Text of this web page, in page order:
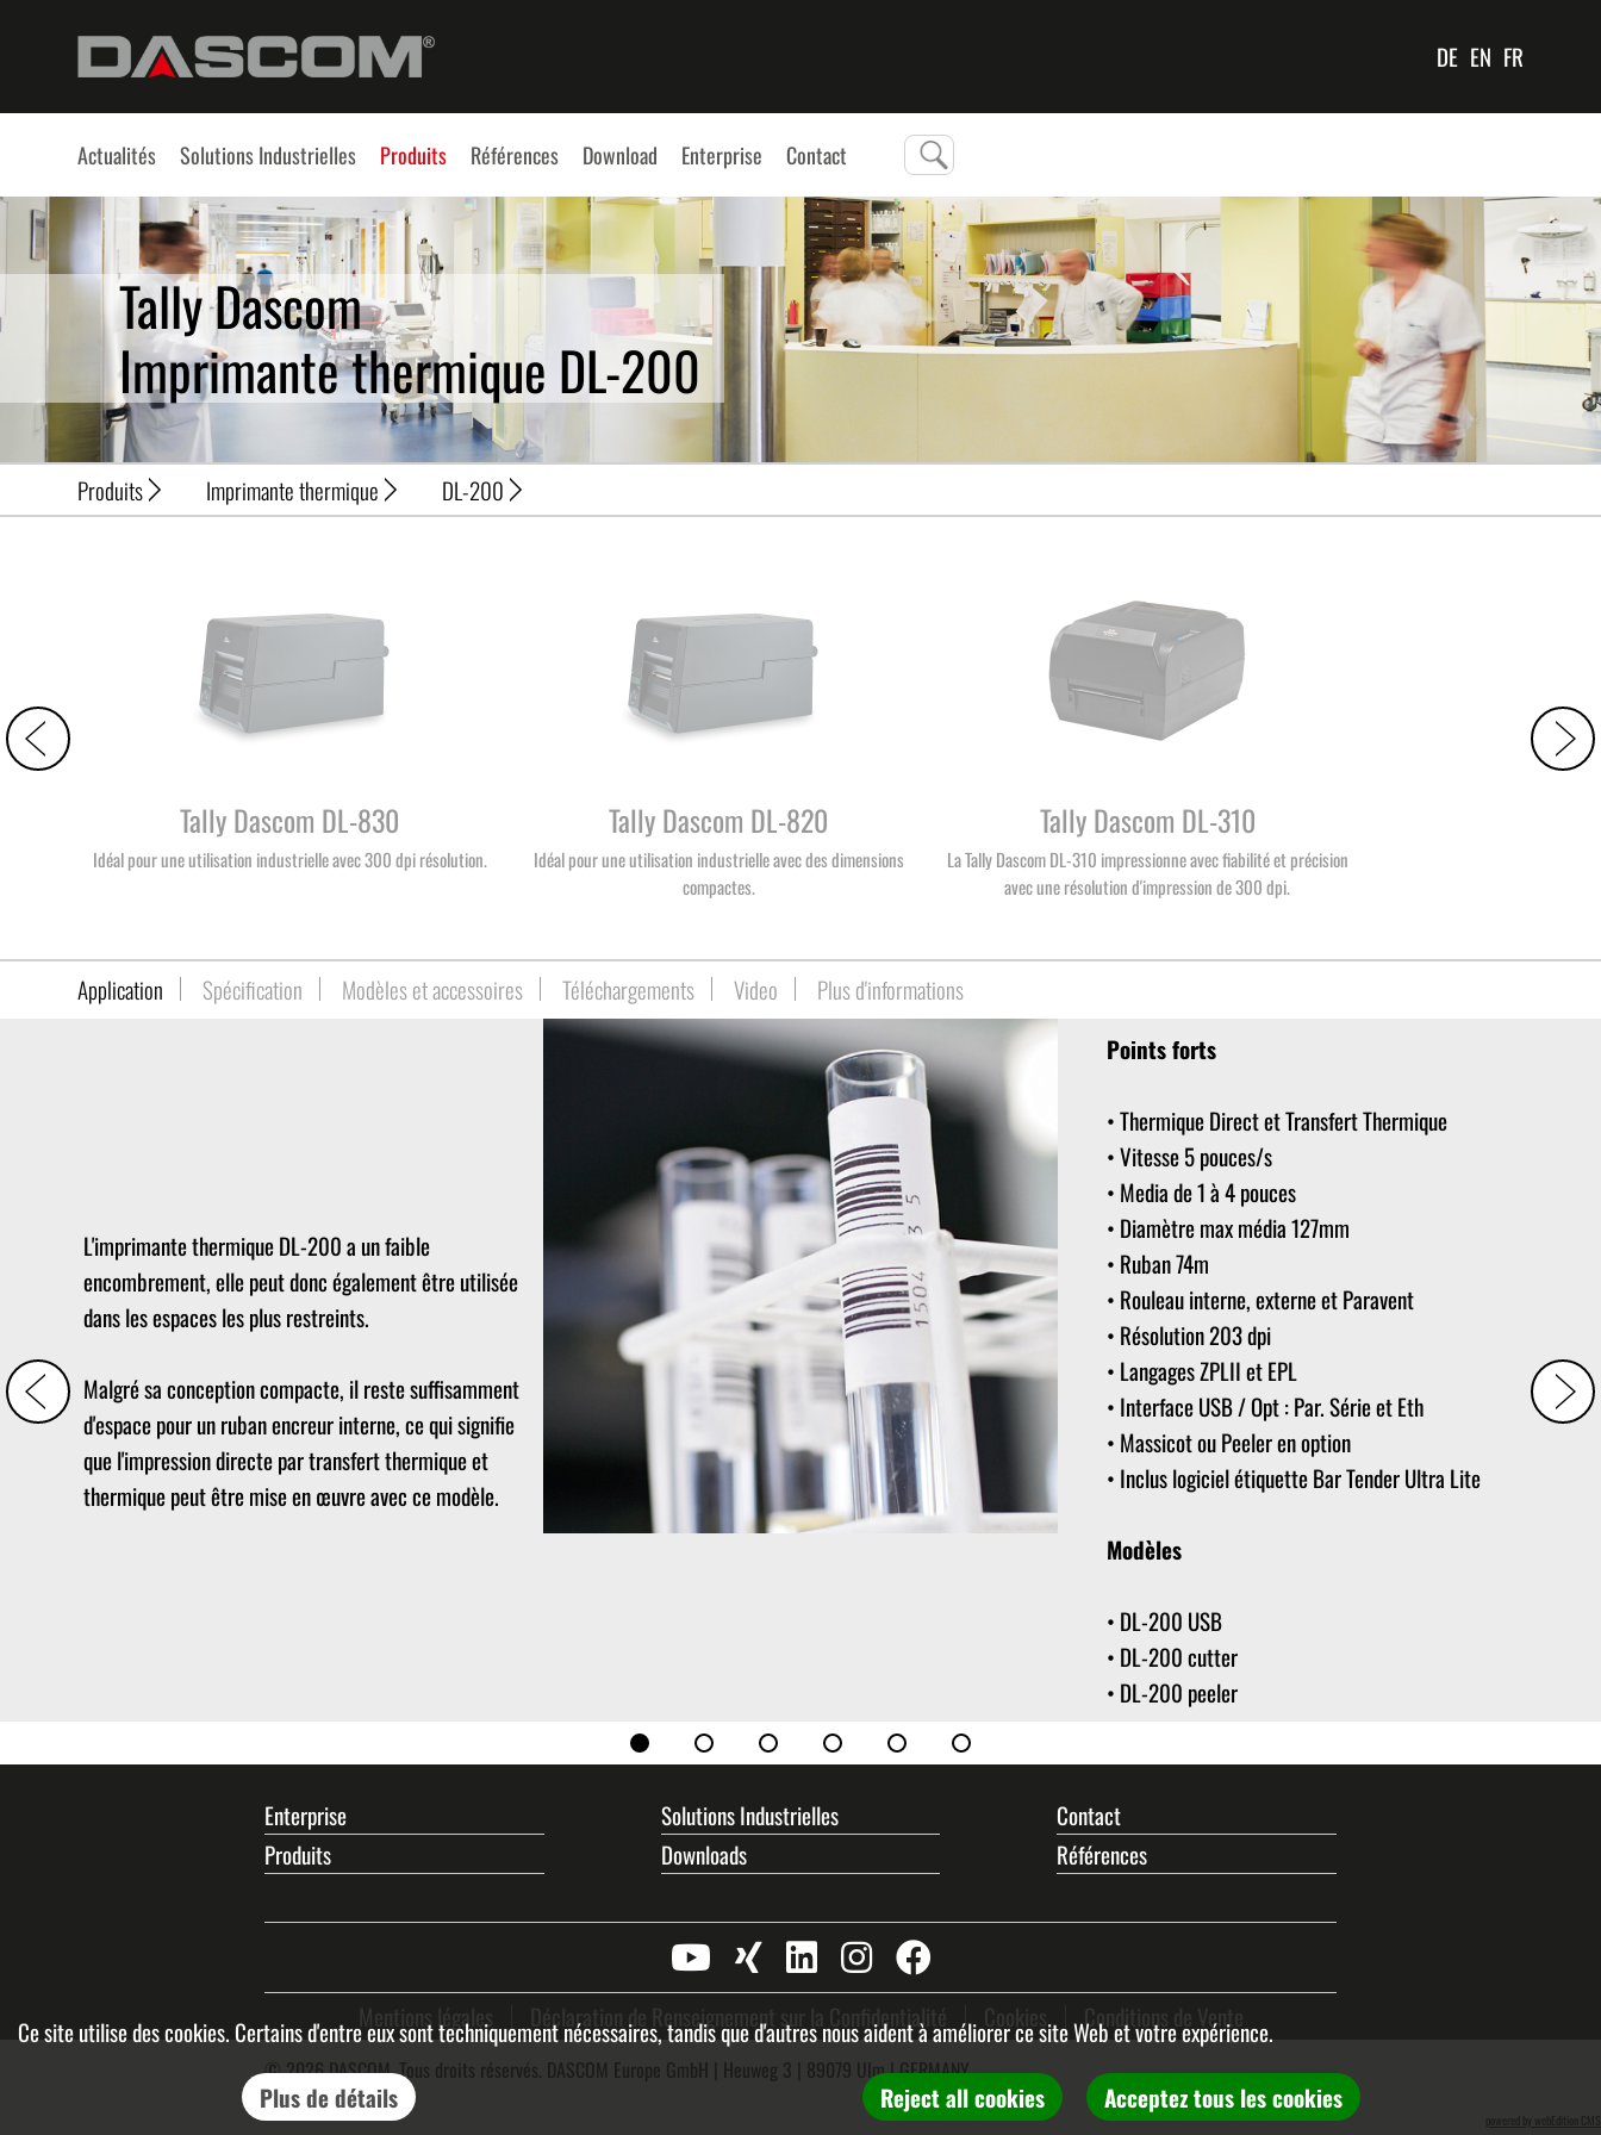
DE EN FR
Actualités Solutions Industrielles Produits Références Download Enterprise Contact
Tally Dascom
Imprimante thermique DL-200
Produits Imprimante thermique DL-200
Tally Dascom DL-830
Idéal pour une utilisation industrielle avec 300 dpi résolution.
Tally Dascom DL-820
Idéal pour une utilisation industrielle avec des dimensions
compactes.
Tally Dascom DL-310
La Tally Dascom DL-310 impressionne avec fiabilité et précision
avec une résolution d'impression de 300 dpi.
Application Spécification Modèles et accessoires Téléchargements Video Plus d'informations
L'imprimante thermique DL-200 a un faible
encombrement, elle peut donc également être utilisée
dans les espaces les plus restreints.
Malgré sa conception compacte, il reste suffisamment
d'espace pour un ruban encreur interne, ce qui signifie
que l'impression directe par transfert thermique et
thermique peut être mise en œuvre avec ce modèle.
Points forts
• Thermique Direct et Transfert Thermique
• Vitesse 5 pouces/s
• Media de 1 à 4 pouces
• Diamètre max média 127mm
• Ruban 74m
• Rouleau interne, externe et Paravent
• Résolution 203 dpi
• Langages ZPLII et EPL
• Interface USB / Opt : Par. Série et Eth
• Massicot ou Peeler en option
• Inclus logiciel étiquette Bar Tender Ultra Lite
Modèles
• DL-200 USB
• DL-200 cutter
• DL-200 peeler
Enterprise
Produits
Solutions Industrielles
Downloads
Contact
Références
Mentions légales Déclaration de Renseignement sur la Confidentialité Conditions de Vente
© 2026 DASCOM. Tous droits réservés. DASCOM Europe GmbH | Heuweg 3 | 89079 Ulm | GERMANY
powered by webEdition CMS
Ce site utilise des cookies. Certains d'entre eux sont techniquement nécessaires, tandis que d'autres nous aident à améliorer ce site Web et votre expérience.
Plus de détails
Reject all cookies Acceptez tous les cookies